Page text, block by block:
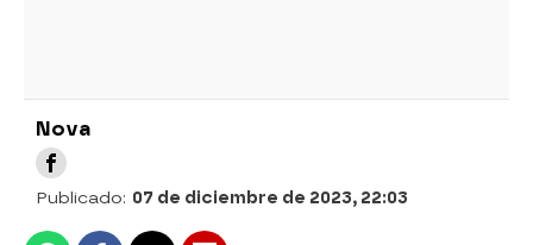
Nova
Publicado: 07 de diciembre de 2023, 22:03